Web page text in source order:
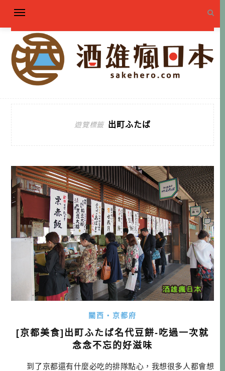
遊覽標籤 出町ふたば
關西・京都府
[京都美食]出町ふたば名代豆餅-吃過一次就
念念不忘的好滋味
到了京都還有什麼必吃的排隊點心，我想很多人都會想